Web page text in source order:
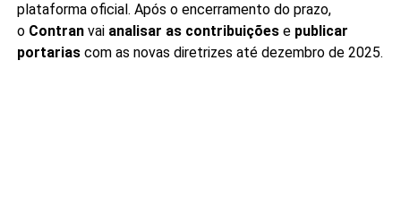
plataforma oficial. Após o encerramento do prazo,
o Contranvai analisar as contribuiçõese publicar
portariascom as novas diretrizes até dezembro de 2025.